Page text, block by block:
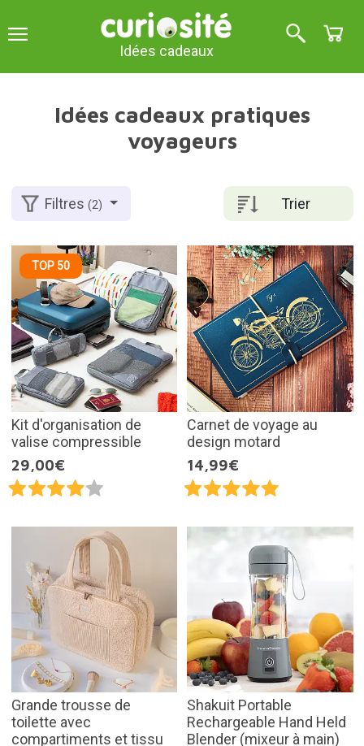
Idées cadeaux
Idées cadeaux pratiques
voyageurs
Trier
Filtres(2)
TOP 50
Kit d'organisation de
valise compressible
29,00€
Carnet de voyage au
design motard
14,99€
Grande trousse de
toilette avec
compartiments et tissu
Shakuit Portable
Rechargeable Hand Held
Blender (mixeur à main)